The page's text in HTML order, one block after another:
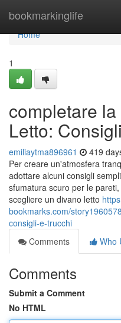
bookmarkinglife
Home
Home
1
completare
Letto:
emiliaytma896961 419
Per creare un'atmosfera
adottare alcuni consigli
sfumatura scuro per le
scegliere un divano letto
bookmarks.com/
consigli-e-trucchi
Comments
Who
Comments
Submit a Comment
No HTML